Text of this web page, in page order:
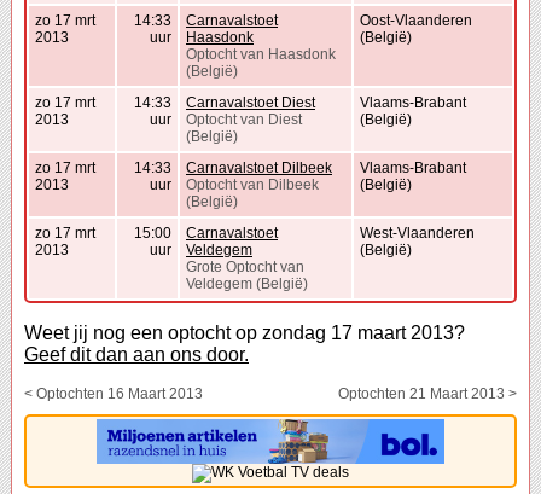
zo 17 mrt
2013
14:33
uur
Carnavalstoet
Haasdonk
Optocht van Haasdonk
(België)
Oost-Vlaanderen
(België)
zo 17 mrt
2013
14:33
uur
Carnavalstoet Diest
Optocht van Diest
(België)
Vlaams-Brabant
(België)
zo 17 mrt
2013
14:33
uur
Carnavalstoet Dilbeek
Optocht van Dilbeek
(België)
Vlaams-Brabant
(België)
zo 17 mrt
2013
15:00
uur
Carnavalstoet
Veldegem
Grote Optocht van
Veldegem (België)
West-Vlaanderen
(België)
Weet jij nog een optocht op zondag 17 maart 2013?
Geef dit dan aan ons door.
< Optochten 16 Maart 2013 Optochten 21 Maart 2013 >